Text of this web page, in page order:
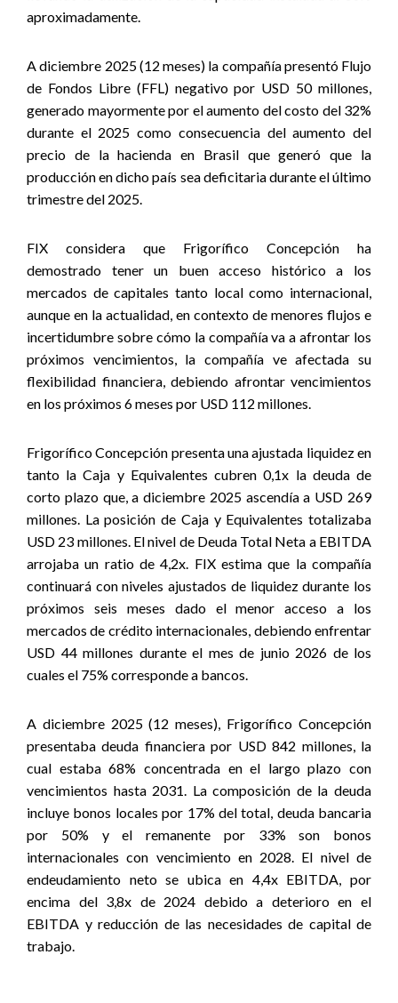
aproximadamente.
A diciembre 2025 (12 meses) la compañía presentó Flujo
de Fondos Libre (FFL) negativo por USD 50 millones,
generado mayormente por el aumento del costo del 32%
durante el 2025 como consecuencia del aumento del
precio de la hacienda en Brasil que generó que la
producción en dicho país sea deficitaria durante el último
trimestre del 2025.
FIX considera que Frigorífico Concepción ha
demostrado tener un buen acceso histórico a los
mercados de capitales tanto local como internacional,
aunque en la actualidad, en contexto de menores flujos e
incertidumbre sobre cómo la compañía va a afrontar los
próximos vencimientos, la compañía ve afectada su
flexibilidad financiera, debiendo afrontar vencimientos
en los próximos 6 meses por USD 112 millones.
Frigorífico Concepción presenta una ajustada liquidez en
tanto la Caja y Equivalentes cubren 0,1x la deuda de
corto plazo que, a diciembre 2025 ascendía a USD 269
millones. La posición de Caja y Equivalentes totalizaba
USD 23 millones. El nivel de Deuda Total Neta a EBITDA
arrojaba un ratio de 4,2x. FIX estima que la compañía
continuará con niveles ajustados de liquidez durante los
próximos seis meses dado el menor acceso a los
mercados de crédito internacionales, debiendo enfrentar
USD 44 millones durante el mes de junio 2026 de los
cuales el 75% corresponde a bancos.
A diciembre 2025 (12 meses), Frigorífico Concepción
presentaba deuda financiera por USD 842 millones, la
cual estaba 68% concentrada en el largo plazo con
vencimientos hasta 2031. La composición de la deuda
incluye bonos locales por 17% del total, deuda bancaria
por 50% y el remanente por 33% son bonos
internacionales con vencimiento en 2028. El nivel de
endeudamiento neto se ubica en 4,4x EBITDA, por
encima del 3,8x de 2024 debido a deterioro en el
EBITDA y reducción de las necesidades de capital de
trabajo.